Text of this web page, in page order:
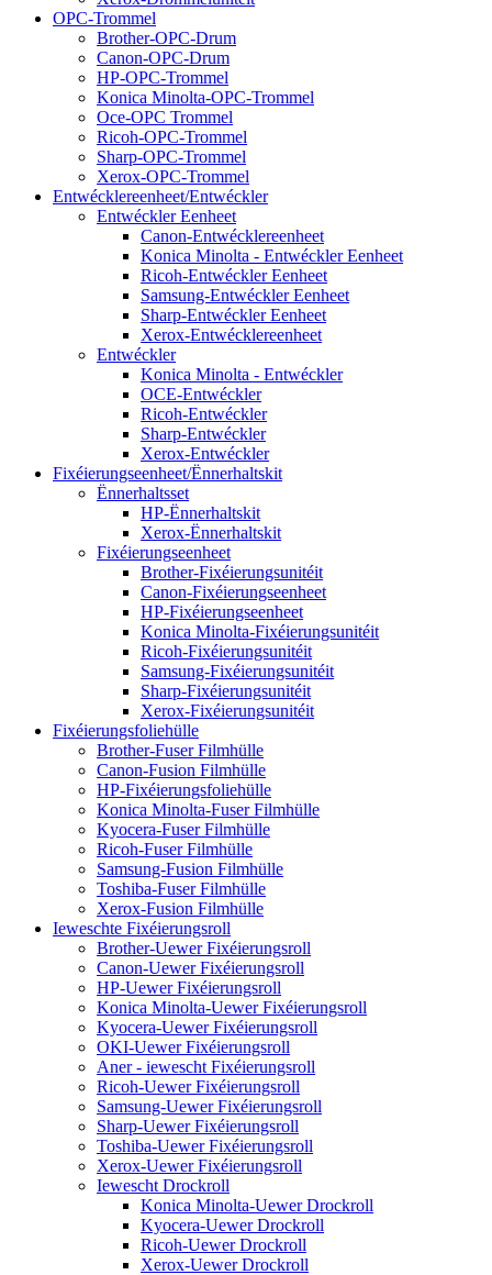
OPC-Trommel
Brother-OPC-Drum
Canon-OPC-Drum
HP-OPC-Trommel
Konica Minolta-OPC-Trommel
Oce-OPC Trommel
Ricoh-OPC-Trommel
Sharp-OPC-Trommel
Xerox-OPC-Trommel
Entwécklereenheet/Entwéckler
Entwéckler Eenheet
Canon-Entwécklereenheet
Konica Minolta - Entwéckler Eenheet
Ricoh-Entwéckler Eenheet
Samsung-Entwéckler Eenheet
Sharp-Entwéckler Eenheet
Xerox-Entwécklereenheet
Entwéckler
Konica Minolta - Entwéckler
OCE-Entwéckler
Ricoh-Entwéckler
Sharp-Entwéckler
Xerox-Entwéckler
Fixéierungseenheet/Ënnerhaltskit
Ënnerhaltsset
HP-Ënnerhaltskit
Xerox-Ënnerhaltskit
Fixéierungseenheet
Brother-Fixéierungsunitéit
Canon-Fixéierungseenheet
HP-Fixéierungseenheet
Konica Minolta-Fixéierungsunitéit
Ricoh-Fixéierungsunitéit
Samsung-Fixéierungsunitéit
Sharp-Fixéierungsunitéit
Xerox-Fixéierungsunitéit
Fixéierungsfoliehülle
Brother-Fuser Filmhülle
Canon-Fusion Filmhülle
HP-Fixéierungsfoliehülle
Konica Minolta-Fuser Filmhülle
Kyocera-Fuser Filmhülle
Ricoh-Fuser Filmhülle
Samsung-Fusion Filmhülle
Toshiba-Fuser Filmhülle
Xerox-Fusion Filmhülle
Ieweschte Fixéierungsroll
Brother-Uewer Fixéierungsroll
Canon-Uewer Fixéierungsroll
HP-Uewer Fixéierungsroll
Konica Minolta-Uewer Fixéierungsroll
Kyocera-Uewer Fixéierungsroll
OKI-Uewer Fixéierungsroll
Aner - iewescht Fixéierungsroll
Ricoh-Uewer Fixéierungsroll
Samsung-Uewer Fixéierungsroll
Sharp-Uewer Fixéierungsroll
Toshiba-Uewer Fixéierungsroll
Xerox-Uewer Fixéierungsroll
Iewescht Drockroll
Konica Minolta-Uewer Drockroll
Kyocera-Uewer Drockroll
Ricoh-Uewer Drockroll
Xerox-Uewer Drockroll